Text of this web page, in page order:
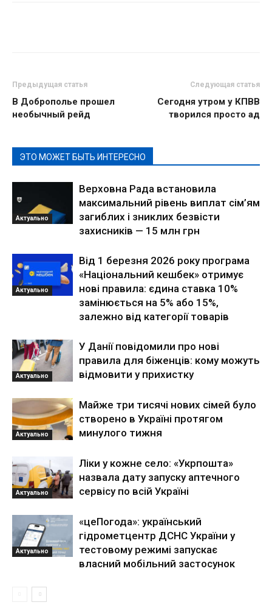
Предыдущая статья
В Доброполье прошел
необычный рейд
Следующая статья
Сегодня утром у КПВВ
творился просто ад
ЭТО МОЖЕТ БЫТЬ ИНТЕРЕСНО
Актуально
Верховна Рада встановила
максимальний рівень виплат сім’ям
загиблих і зниклих безвісти
захисників — 15 млн грн
Актуально
Від 1 березня 2026 року програма
«Національний кешбек» отримує
нові правила: єдина ставка 10%
замінюється на 5% або 15%,
залежно від категорії товарів
Актуально
У Данії повідомили про нові
правила для біженців: кому можуть
відмовити у прихистку
Актуально
Майже три тисячі нових сімей було
створено в Україні протягом
минулого тижня
Актуально
Ліки у кожне село: «Укрпошта»
назвала дату запуску аптечного
сервісу по всій Україні
Актуально
«цеПогода»: український
гідрометцентр ДСНС України у
тестовому режимі запускає
власний мобільний застосунок